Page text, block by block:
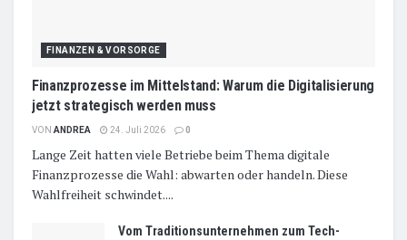
FINANZEN & VORSORGE
Finanzprozesse im Mittelstand: Warum die Digitalisierung
jetzt strategisch werden muss
VON ANDREA 24. Juli 2026 0
Lange Zeit hatten viele Betriebe beim Thema digitale
Finanzprozesse die Wahl: abwarten oder handeln. Diese
Wahlfreiheit schwindet....
Vom Traditionsunternehmen zum Tech-